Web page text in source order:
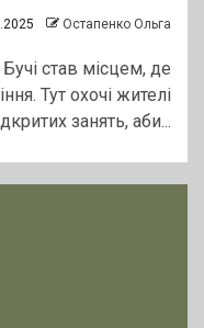
Остапенко Ольга
став місцем, де
Тут охочі жителі
занять, аби...